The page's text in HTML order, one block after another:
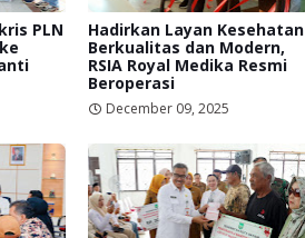
PLN
Hadirkan Layan Kesehatan
Berkualitas dan Modern,
RSIA Royal Medika Resmi
Beroperasi
December 09, 2025